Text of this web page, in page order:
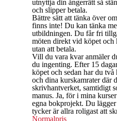
utnyttja din ångerrätt så
och slipper betala.
Bättre sätt att tänka över
finns inte! Du kan tänka
utbildningen. Du får fri
möten direkt vid köpet och
utan att betala.
Vill du vara kvar anmäler
du ingenting. Efter 15
köpet och sedan har du
och dina kurskamrater där
skrivhantverket, samtidigt
manus. Ja, för i mina
egna bokprojekt. Du
tycker är allra roligast att
Normalpris